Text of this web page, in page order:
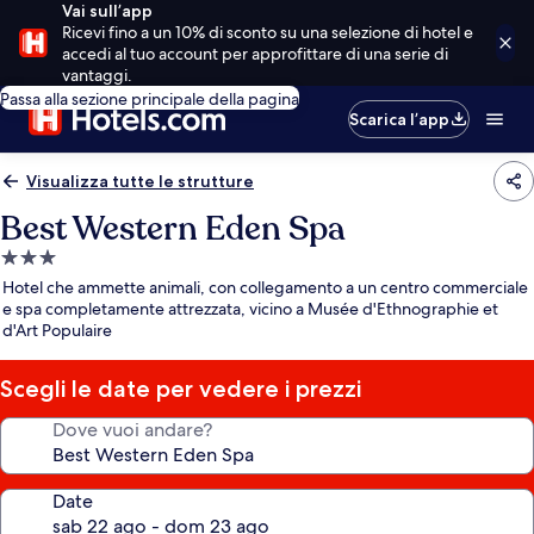
Vai sull’app
Ricevi fino a un 10% di sconto su una selezione di hotel e
accedi al tuo account per approfittare di una serie di
vantaggi.
Passa alla sezione principale della pagina
Scarica l’app
Visualizza tutte le strutture
Best Western Eden Spa
Struttura
a
3.0
stelle
Hotel che ammette animali, con collegamento a un centro commerciale
e spa completamente attrezzata, vicino a Musée d'Ethnographie et
d'Art Populaire
Scegli le date per vedere i prezzi
Dove vuoi andare?
Date